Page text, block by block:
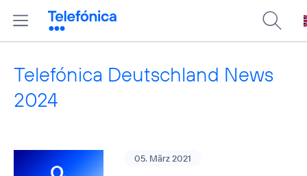
Telefónica Deutschland News
2024
05. März 2021